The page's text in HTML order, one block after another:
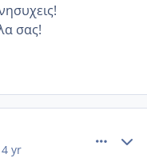
σας!
yr